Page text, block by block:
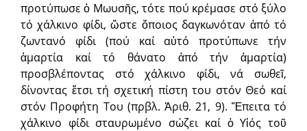
προτύπωσε ὁ Μωυσῆς, τότε πού κρέμασε στό ξύλο
τό χάλκινο φίδι, ὥστε ὅποιος δαγκωνόταν ἀπό τό
ζωντανό φίδι (πού καί αὐτό προτύπωνε τήν
ἁμαρτία καί τό θάνατο ἀπό τήν ἁμαρτία)
προσβλέποντας στό χάλκινο φίδι, νά σωθεῖ,
δίνοντας ἔτσι τή σχετική πίστη του στόν Θεό καί
στόν Προφήτη Του (πρβλ. Ἀριθ. 21, 9). Ἔπειτα τό
χάλκινο φίδι σταυρωμένο σώζει καί ὁ Υἱός τοῦ